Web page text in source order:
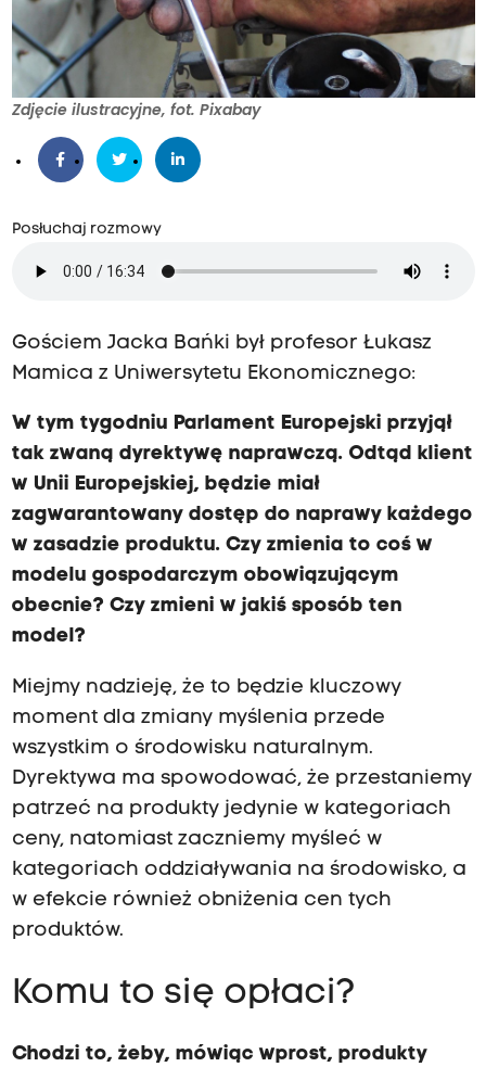
Zdjęcie ilustracyjne, fot. Pixabay
Posłuchaj rozmowy
Gościem Jacka Bańki był profesor Łukasz
Mamica z Uniwersytetu Ekonomicznego:
W tym tygodniu Parlament Europejski przyjął
tak zwaną dyrektywę naprawczą. Odtąd klient
w Unii Europejskiej, będzie miał
zagwarantowany dostęp do naprawy każdego
w zasadzie produktu. Czy zmienia to coś w
modelu gospodarczym obowiązującym
obecnie? Czy zmieni w jakiś sposób ten
model?
Miejmy nadzieję, że to będzie kluczowy
moment dla zmiany myślenia przede
wszystkim o środowisku naturalnym.
Dyrektywa ma spowodować, że przestaniemy
patrzeć na produkty jedynie w kategoriach
ceny, natomiast zaczniemy myśleć w
kategoriach oddziaływania na środowisko, a
w efekcie również obniżenia cen tych
produktów.
Komu to się opłaci?
Chodzi to, żeby, mówiąc wprost, produkty